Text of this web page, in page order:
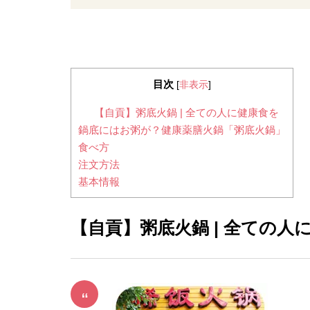
目次 [非表示]
【自貢】粥底火鍋 | 全ての人に健康食を
鍋底にはお粥が？健康薬膳火鍋「粥底火鍋」
食べ方
注文方法
基本情報
【自貢】粥底火鍋 | 全ての人